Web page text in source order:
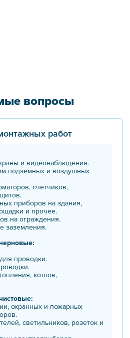
вопросы
работ
и видеонаблюдения.
подземных и воздушных
счетчиков,
приборов на здания,
и прочее.
на ограждения.
заземления.
проводки.
котлов,
охранных и пожарных
светильников, розеток и